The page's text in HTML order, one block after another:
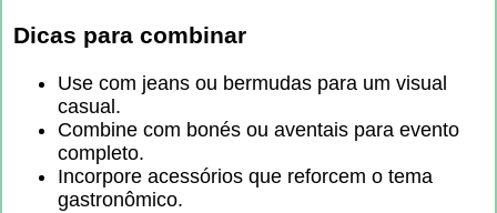
Dicas para combinar
Use com jeans ou bermudas para um visual
casual.
Combine com bonés ou aventais para evento
completo.
Incorpore acessórios que reforcem o tema
gastronômico.